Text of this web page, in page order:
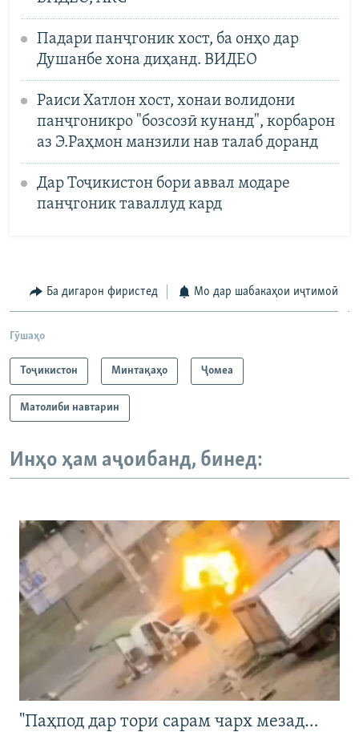
Падари панҷгоник хост, ба онҳо дар
Душанбе хона диҳанд. ВИДЕО
Раиси Хатлон хост, хонаи волидони
панҷгоникро "бозсозӣ кунанд", корбарон
аз Э.Раҳмон манзили нав талаб доранд
Дар Тоҷикистон бори аввал модаре
панҷгоник таваллуд кард
Ба дигарон фиристед Мо дар шабакаҳои иҷтимоӣ
Гӯшаҳо
Тоҷикистон Минтақаҳо Ҷомeа
Матолиби навтарин
Инҳо ҳам аҷоибанд, бинед:
"Паҳпод дар тори сарам чарх мезад…